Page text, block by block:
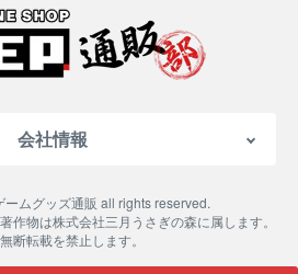
会社情報
表記
ムグッズ通販 all rights reserved.
作物は株式会社三月うさぎの森に属します。
断転載を禁止します。